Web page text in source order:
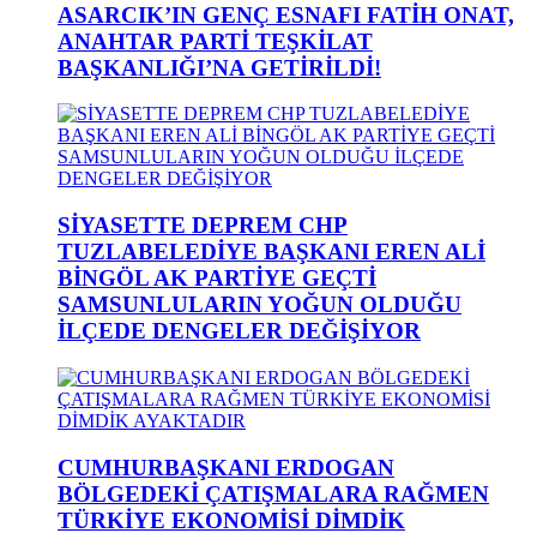
ASARCIK’IN GENÇ ESNAFI FATİH ONAT,
ANAHTAR PARTİ TEŞKİLAT
BAŞKANLIĞI’NA GETİRİLDİ!
SİYASETTE DEPREM CHP
TUZLABELEDİYE BAŞKANI EREN ALİ
BİNGÖL AK PARTİYE GEÇTİ
SAMSUNLULARIN YOĞUN OLDUĞU
İLÇEDE DENGELER DEĞİŞİYOR
CUMHURBAŞKANI ERDOGAN
BÖLGEDEKİ ÇATIŞMALARA RAĞMEN
TÜRKİYE EKONOMİSİ DİMDİK